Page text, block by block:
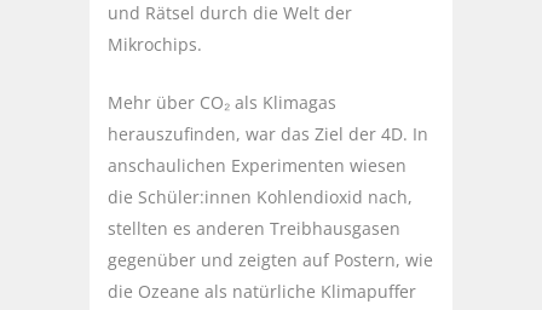
und Rätsel durch die Welt der
Mikrochips.
Mehr über CO₂ als Klimagas
herauszufinden, war das Ziel der 4D. In
anschaulichen Experimenten wiesen
die Schüler:innen Kohlendioxid nach,
stellten es anderen Treibhausgasen
gegenüber und zeigten auf Postern, wie
die Ozeane als natürliche Klimapuffer